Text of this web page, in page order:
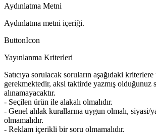
Aydınlatma Metni
Aydınlatma metni içeriği.
ButtonIcon
Yayınlanma Kriterleri
Satıcıya sorulacak soruların aşağıdaki
gerekmektedir, aksi taktirde yazmış olduğunuz
alınamayacaktır.
- Seçilen ürün ile alakalı olmalıdır.
- Genel ahlak kurallarına uygun olmalı, siyasi/
olmamalıdır.
- Reklam içerikli bir soru olmamalıdır.